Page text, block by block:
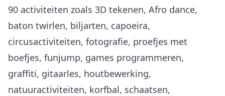
90 activiteiten zoals 3D tekenen, Afro dance,
baton twirlen, biljarten, capoeira,
circusactiviteiten, fotografie, proefjes met
boefjes, funjump, games programmeren,
graffiti, gitaarles, houtbewerking,
natuuractiviteiten, korfbal, schaatsen,